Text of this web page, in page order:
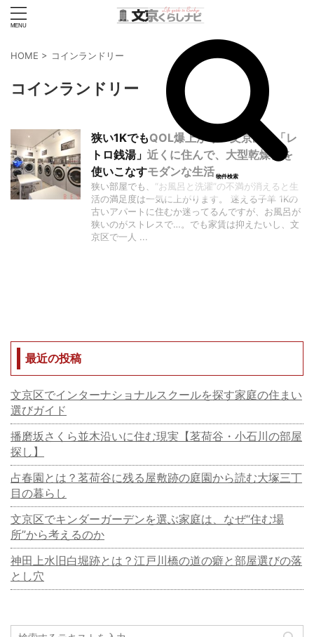
物件検索
HOME > コインランドリー
コインランドリー
狭い1KでもQOL爆上がり！文京区の「レ
トロ銭湯」近くに住んで、大型乾燥機を
使いこなすモダンな生活
狭い部屋でも、“お風呂と洗濯”の不満が消えると生
活の満足度は一気に上がります。 迷える子羊 1Kの
古いアパートに住むか迷ってるんですが、お風呂が
狭いのがストレスで…。でも家賃は抑えたいし、文
京区で一人 ...
最近の投稿
文京区でインターナショナルスクールを探す家庭の住まい
選びガイド
播磨坂さくら並木沿いに住む現実【茗荷谷・小石川の部屋
探し】
占春園とは？茗荷谷に残る屋敷跡の庭園から読む大塚三丁
目の暮らし
文京区でキンダーガーデンを選ぶ家庭は、なぜ“住む場
所”から考えるのか
神田上水旧白堀跡とは？江戸川橋の道の癖と部屋選びの落
とし穴